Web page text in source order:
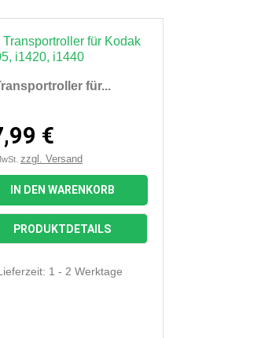
 Vorschau
für...
€
zzgl. Versand
IN DEN WARENKORB
PRODUKTDETAILS
1 - 2 Werktage